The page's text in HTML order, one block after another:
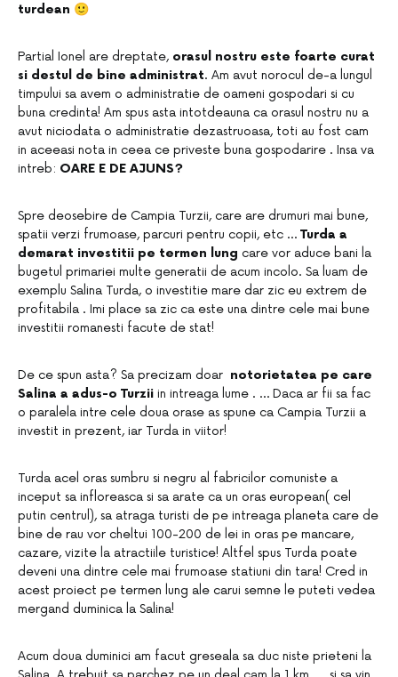
turdean 🙂
Partial Ionel are dreptate, orasul nostru este foarte curat
si destul de bine administrat. Am avut norocul de-a lungul
timpului sa avem o administratie de oameni gospodari si cu
buna credinta! Am spus asta intotdeauna ca orasul nostru nu a
avut niciodata o administratie dezastruoasa, toti au fost cam
in aceeasi nota in ceea ce priveste buna gospodarire . Insa va
intreb: OARE E DE AJUNS?
Spre deosebire de Campia Turzii, care are drumuri mai bune,
spatii verzi frumoase, parcuri pentru copii, etc … Turda a
demarat investitii pe termen lung care vor aduce bani la
bugetul primariei multe generatii de acum incolo. Sa luam de
exemplu Salina Turda, o investitie mare dar zic eu extrem de
profitabila . Imi place sa zic ca este una dintre cele mai bune
investitii romanesti facute de stat!
De ce spun asta? Sa precizam doar notorietatea pe care
Salina a adus-o Turzii in intreaga lume . … Daca ar fii sa fac
o paralela intre cele doua orase as spune ca Campia Turzii a
investit in prezent, iar Turda in viitor!
Turda acel oras sumbru si negru al fabricilor comuniste a
inceput sa infloreasca si sa arate ca un oras european( cel
putin centrul), sa atraga turisti de pe intreaga planeta care de
bine de rau vor cheltui 100-200 de lei in oras pe mancare,
cazare, vizite la atractiile turistice! Altfel spus Turda poate
deveni una dintre cele mai frumoase statiuni din tara! Cred in
acest proiect pe termen lung ale carui semne le puteti vedea
mergand duminica la Salina!
Acum doua duminici am facut greseala sa duc niste prieteni la